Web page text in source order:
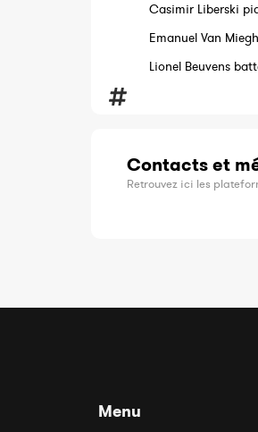
Casimir Liberski
Emanuel Van
Lionel Beuvens
Contacts et
Retrouvez ici les
Menu